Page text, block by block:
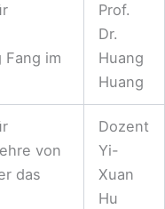
Fang im
Prof.
Dr.
Huang
Huang
von
das
Dozent
Yi-
Xuan
Hu